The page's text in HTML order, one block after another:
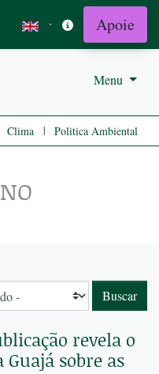
· Apoie
Menu
Clima | Politica Ambiental
revela o
sobre as